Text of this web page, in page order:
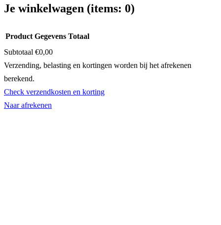
Je winkelwagen (items: 0)
Producten
in
winkelwagen
Product Gegevens Totaal
Subtotaal €0,00
Verzending, belasting en kortingen worden bij het afrekenen
berekend.
Check verzendkosten en korting
Naar afrekenen